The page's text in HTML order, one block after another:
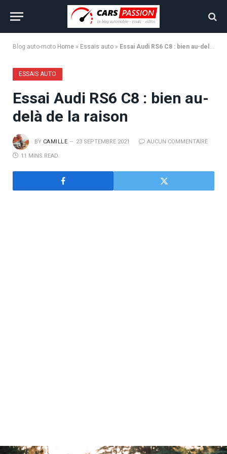
Blog auto-moto Home » Essais auto » Essai Audi RS6 C8 : bien au-delà de la raison
ESSAIS AUTO
Essai Audi RS6 C8 : bien au-
delà de la raison
BY CAMILLE 23 SEPTEMBRE 2021 AUCUN COMMENTAIRE
11 MINS READ